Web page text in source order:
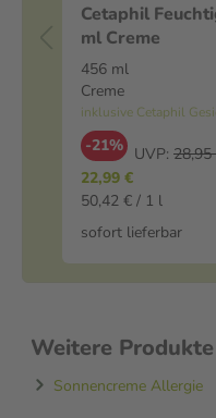
Cetaphil
ml Creme
456 ml
Creme
inklusive Cetaphil
-21% UVP: 28,95
22,99 €
50,42 € / 1 l
sofort lieferbar
Weitere
Sonnencreme Allergie